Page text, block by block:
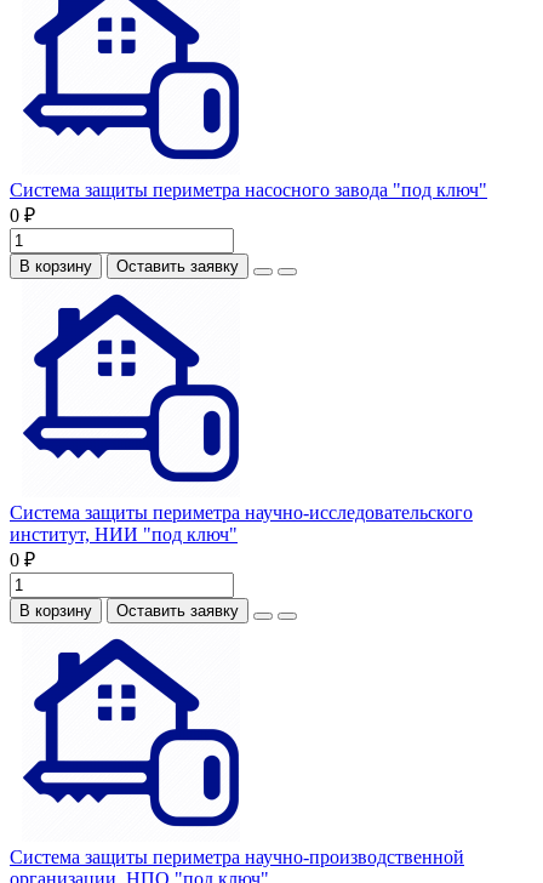
Система защиты периметра насосного завода "под ключ"
0 ₽
В корзину Оставить заявку
Система защиты периметра научно-исследовательского
институт, НИИ "под ключ"
0 ₽
В корзину Оставить заявку
Система защиты периметра научно-производственной
организации, НПО "под ключ"